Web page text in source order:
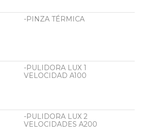
-PINZA TÉRMICA
-PULIDORA LUX 1
VELOCIDAD A100
-PULIDORA LUX 2
VELOCIDADES A200